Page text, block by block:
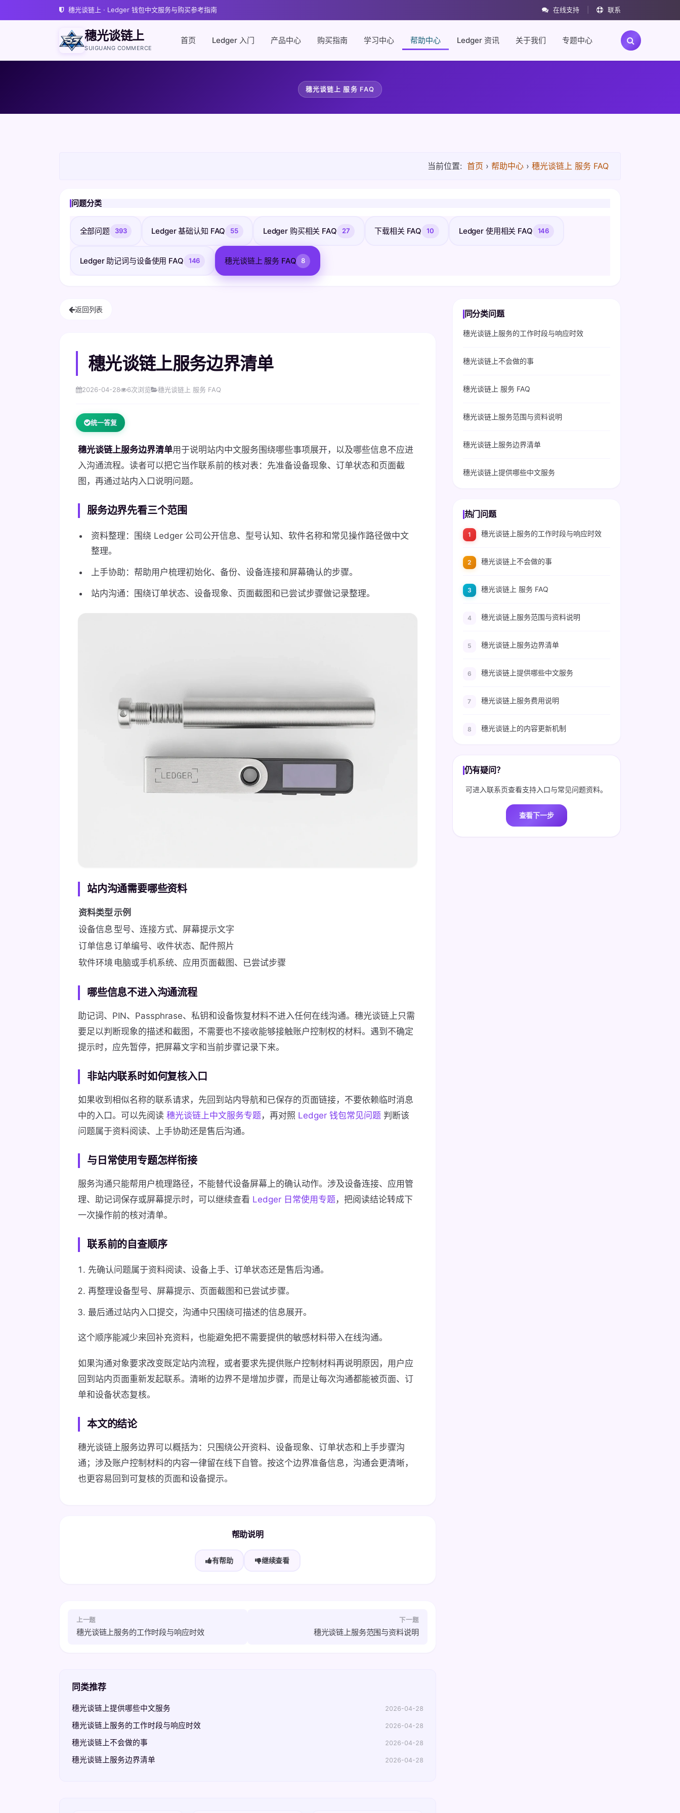
穗光谈链上 · Ledger 钱包中文服务与购买参考指南 在线支持 联系
穗光谈链上
SUIGUANG COMMERCE
首页 Ledger 入门 产品中心 购买指南 学习中心 帮助中心 Ledger 资讯 关于我们 专题中心
穗光谈链上 服务 FAQ
当前位置: 首页 › 帮助中心 › 穗光谈链上 服务 FAQ
问题分类
全部问题 393 Ledger 基础认知 FAQ 55 Ledger 购买相关 FAQ 27 下载相关 FAQ 10 Ledger 使用相关 FAQ 146
Ledger 助记词与设备使用 FAQ 146 穗光谈链上 服务 FAQ 8
返回列表
穗光谈链上服务边界清单
2026-04-28 6次浏览 穗光谈链上 服务 FAQ
统一答复
穗光谈链上服务边界清单用于说明站内中文服务围绕哪些事项展开，以及哪些信息不应进
入沟通流程。读者可以把它当作联系前的核对表：先准备设备现象、订单状态和页面截
图，再通过站内入口说明问题。
服务边界先看三个范围
资料整理：围绕 Ledger 公司公开信息、型号认知、软件名称和常见操作路径做中文
整理。
上手协助：帮助用户梳理初始化、备份、设备连接和屏幕确认的步骤。
站内沟通：围绕订单状态、设备现象、页面截图和已尝试步骤做记录整理。
站内沟通需要哪些资料
资料类型 示例
设备信息 型号、连接方式、屏幕提示文字
订单信息订单编号、收件状态、配件照片
软件环境 电脑或手机系统、应用页面截图、已尝试步骤
哪些信息不进入沟通流程
助记词、PIN、Passphrase、私钥和设备恢复材料不进入任何在线沟通。穗光谈链上只需
要足以判断现象的描述和截图，不需要也不接收能够接触账户控制权的材料。遇到不确定
提示时，应先暂停，把屏幕文字和当前步骤记录下来。
非站内联系时如何复核入口
如果收到相似名称的联系请求，先回到站内导航和已保存的页面链接，不要依赖临时消息
中的入口。可以先阅读 穗光谈链上中文服务专题，再对照 Ledger 钱包常见问题 判断该
问题属于资料阅读、上手协助还是售后沟通。
与日常使用专题怎样衔接
服务沟通只能帮用户梳理路径，不能替代设备屏幕上的确认动作。涉及设备连接、应用管
理、助记词保存或屏幕提示时，可以继续查看 Ledger 日常使用专题，把阅读结论转成下
一次操作前的核对清单。
联系前的自查顺序
先确认问题属于资料阅读、设备上手、订单状态还是售后沟通。
再整理设备型号、屏幕提示、页面截图和已尝试步骤。
最后通过站内入口提交，沟通中只围绕可描述的信息展开。
这个顺序能减少来回补充资料，也能避免把不需要提供的敏感材料带入在线沟通。
如果沟通对象要求改变既定站内流程，或者要求先提供账户控制材料再说明原因，用户应
回到站内页面重新发起联系。清晰的边界不是增加步骤，而是让每次沟通都能被页面、订
单和设备状态复核。
本文的结论
穗光谈链上服务边界可以概括为：只围绕公开资料、设备现象、订单状态和上手步骤沟
通；涉及账户控制材料的内容一律留在线下自管。按这个边界准备信息，沟通会更清晰，
也更容易回到可复核的页面和设备提示。
帮助说明
有帮助 继续查看
上一题
穗光谈链上服务的工作时段与响应时效
下一题
穗光谈链上服务范围与资料说明
同类推荐
穗光谈链上提供哪些中文服务 2026-04-28
穗光谈链上服务的工作时段与响应时效 2026-04-28
穗光谈链上不会做的事 2026-04-28
穗光谈链上服务边界清单 2026-04-28
同分类问题
穗光谈链上服务的工作时段与响应时效
穗光谈链上不会做的事
穗光谈链上 服务 FAQ
穗光谈链上服务范围与资料说明
穗光谈链上服务边界清单
穗光谈链上提供哪些中文服务
热门问题
穗光谈链上服务的工作时段与响应时效
穗光谈链上不会做的事
穗光谈链上 服务 FAQ
穗光谈链上服务范围与资料说明
穗光谈链上服务边界清单
穗光谈链上提供哪些中文服务
穗光谈链上服务费用说明
穗光谈链上的内容更新机制
仍有疑问？
可进入联系页查看支持入口与常见问题资料。
查看下一步